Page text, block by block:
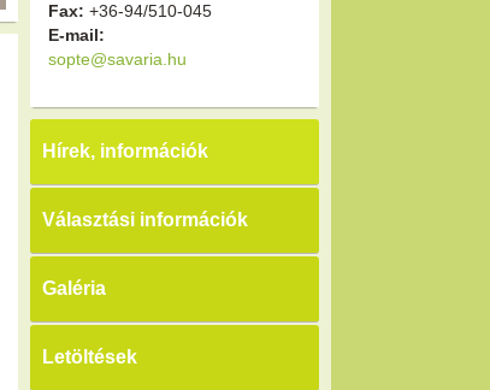
Fax: +36-94/510-045
E-mail:
sopte@savaria.hu
Hírek, információk
Választási információk
Galéria
Letöltések